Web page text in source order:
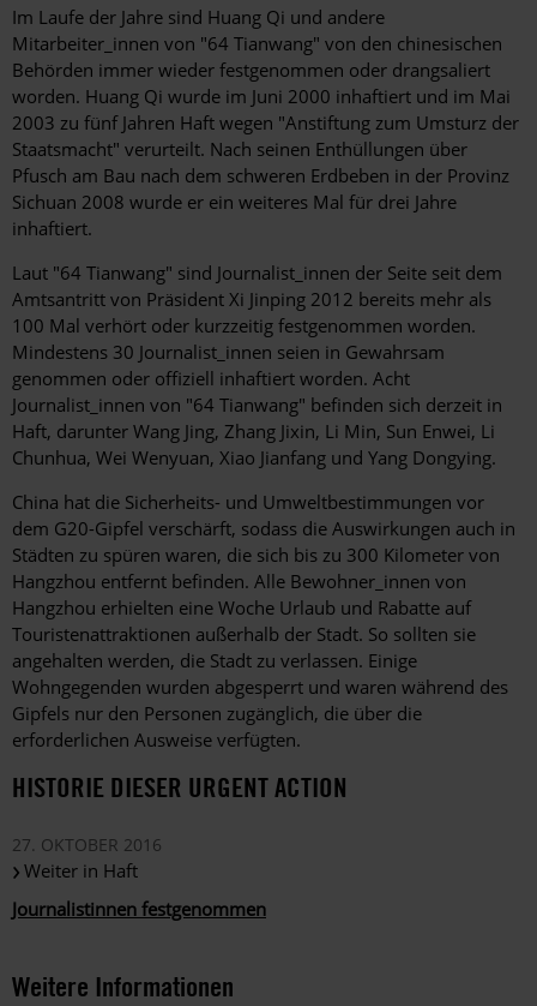
Im Laufe der Jahre sind Huang Qi und andere
Mitarbeiter_innen von "64 Tianwang" von den chinesischen
Behörden immer wieder festgenommen oder drangsaliert
worden. Huang Qi wurde im Juni 2000 inhaftiert und im Mai
2003 zu fünf Jahren Haft wegen "Anstiftung zum Umsturz der
Staatsmacht" verurteilt. Nach seinen Enthüllungen über
Pfusch am Bau nach dem schweren Erdbeben in der Provinz
Sichuan 2008 wurde er ein weiteres Mal für drei Jahre
inhaftiert.
Laut "64 Tianwang" sind Journalist_innen der Seite seit dem
Amtsantritt von Präsident Xi Jinping 2012 bereits mehr als
100 Mal verhört oder kurzzeitig festgenommen worden.
Mindestens 30 Journalist_innen seien in Gewahrsam
genommen oder offiziell inhaftiert worden. Acht
Journalist_innen von "64 Tianwang" befinden sich derzeit in
Haft, darunter Wang Jing, Zhang Jixin, Li Min, Sun Enwei, Li
Chunhua, Wei Wenyuan, Xiao Jianfang und Yang Dongying.
China hat die Sicherheits- und Umweltbestimmungen vor
dem G20-Gipfel verschärft, sodass die Auswirkungen auch in
Städten zu spüren waren, die sich bis zu 300 Kilometer von
Hangzhou entfernt befinden. Alle Bewohner_innen von
Hangzhou erhielten eine Woche Urlaub und Rabatte auf
Touristenattraktionen außerhalb der Stadt. So sollten sie
angehalten werden, die Stadt zu verlassen. Einige
Wohngegenden wurden abgesperrt und waren während des
Gipfels nur den Personen zugänglich, die über die
erforderlichen Ausweise verfügten.
HISTORIE DIESER URGENT ACTION
27. OKTOBER 2016
Weiter in Haft
Journalistinnen festgenommen
Weitere Informationen